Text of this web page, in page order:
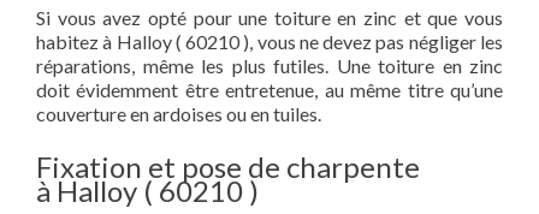
Si vous avez opté pour une toiture en zinc et que vous
habitez à Halloy ( 60210 ), vous ne devez pas négliger les
réparations, même les plus futiles. Une toiture en zinc
doit évidemment être entretenue, au même titre qu’une
couverture en ardoises ou en tuiles.
Fixation et pose de charpente
à Halloy ( 60210 )